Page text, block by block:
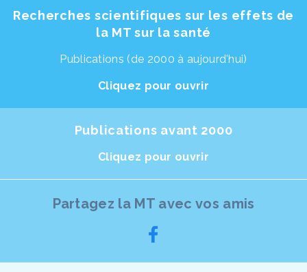
Recherches scientifiques sur les effets de
la MT sur la santé
Publications (de 2000 à aujourd'hui)
Cliquez pour ouvrir
Publications avant 2000
Cliquez pour ouvrir
Partagez la MT avec vos amis